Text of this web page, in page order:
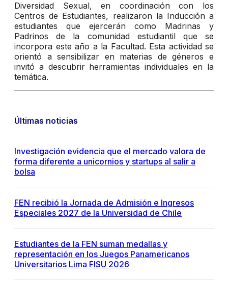
Diversidad Sexual, en coordinación con los
Centros de Estudiantes, realizaron la Inducción a
estudiantes que ejercerán como Madrinas y
Padrinos de la comunidad estudiantil que se
incorpora este año a la Facultad. Esta actividad se
orientó a sensibilizar en materias de géneros e
invitó a descubrir herramientas individuales en la
temática.
Últimas noticias
Investigación evidencia que el mercado valora de
forma diferente a unicornios y startups al salir a
bolsa
FEN recibió la Jornada de Admisión e Ingresos
Especiales 2027 de la Universidad de Chile
Estudiantes de la FEN suman medallas y
representación en los Juegos Panamericanos
Universitarios Lima FISU 2026